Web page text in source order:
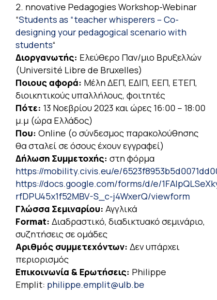
nnovative Pedagogies Workshop-Webinar
“Students as “teacher whisperers – Co-
designing your pedagogical scenario with
students“
Διοργανωτής: Ελεύθερο Παν/μιο Βρυξελλών
(Université Libre de Bruxelles)
Ποιους αφορά: Μέλη ΔΕΠ, ΕΔΙΠ, ΕΕΠ, ΕΤΕΠ,
διοικητικούς υπαλλήλους, φοιτητές
Πότε: 13 Νοεβρίου 2023 και ώρες 16:00 – 18:00
μ.μ (ώρα Ελλάδος)
Που: Online (ο σύνδεσμος παρακολούθησης
θα σταλεί σε όσους έχουν εγγραφεί)
Δήλωση Συμμετοχής: στη φόρμα
https://mobility.civis.eu/e/
https://docs.google.com/forms/d/e/
rfDPU45x1f52MBV-S_c-j4WxerQ/viewform
Γλώσσα Σεμιναρίου: Αγγλικά
Format: Διαδραστικό, διαδικτυακό σεμινάριο,
συζητήσεις σε ομάδες
Αριθμός συμμετεχόντων: Δεν υπάρχει
περιορισμός
Επικοινωνία & Ερωτήσεις: Philippe
Emplit: philippe.emplit@ulb.be